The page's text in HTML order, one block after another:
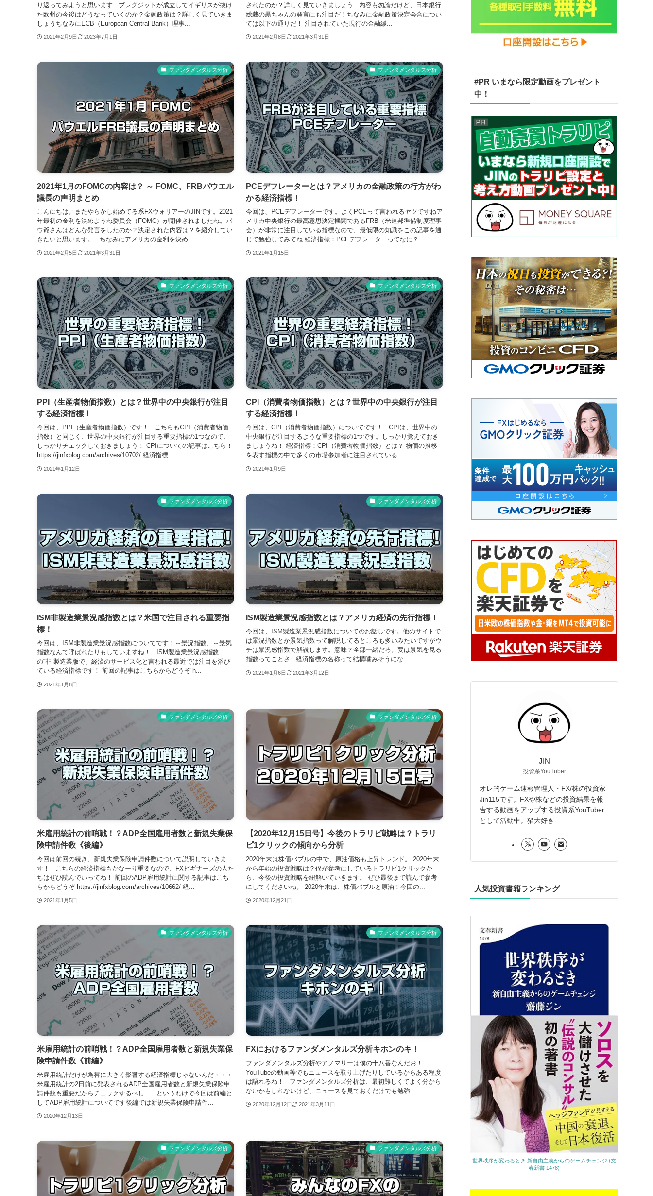
り返ってみようと思います ブレグジットが成立してイギリスが抜け
た欧州の今後はどうなっていくのか？金融政策は？詳しく見ていきま
しょうちなみにECB（European Central Bank）理事...
2021年2月9日 2023年7月1日
されたのか？詳しく見ていきましょう 内容も勿論だけど、日本銀行
総裁の黒ちゃんの発言にも注目だ！ちなみに金融政策決定会合につい
ては以下の通りだ！ 注目されていた現行の金融緩...
2021年2月8日 2021年3月31日
ファンダメンタルズ分析
2021年1月のFOMCの内容は？ ～ FOMC、FRBパウエル
議長の声明まとめ
こんにちは。またやらかし始めてる系FXウォリアーのJINです。2021
年最初の金利を決めようね委員会（FOMC）が開催されましたね。パ
ウ爺さんはどんな発言をしたのか？決定された内容は？を紹介してい
きたいと思います。 ちなみにアメリカの金利を決め...
2021年2月5日 2021年3月31日
ファンダメンタルズ分析
PCEデフレーターとは？アメリカの金融政策の行方がわ
かる経済指標！
今回は、PCEデフレーターです。よくPCEって言われるヤツですねア
メリカ中央銀行の最高意思決定機関であるFRB（米連邦準備制度理事
会）が非常に注目している指標なので、最低限の知識をこの記事を通
じて勉強してみてね 経済指標：PCEデフレーターってなに？...
2021年1月15日
ファンダメンタルズ分析
PPI（生産者物価指数）とは？世界中の中央銀行が注目
する経済指標！
今回は、PPI（生産者物価指数）です！ こちらもCPI（消費者物価
指数）と同じく、世界の中央銀行が注目する重要指標の1つなので、
しっかりチェックしておきましょう！ CPIについての記事はこちら！
https://jinfxblog.com/archives/10702/ 経済指標...
2021年1月12日
ファンダメンタルズ分析
CPI（消費者物価指数）とは？世界中の中央銀行が注目
する経済指標！
今回は、CPI（消費者物価指数）についてです！ CPIは、世界中の
中央銀行が注目するような重要指標の1つです。しっかり覚えておき
ましょうね！ 経済指標：CPI（消費者物価指数）とは？ 物価の推移
を表す指標の中で多くの市場参加者に注目されている...
2021年1月9日
ファンダメンタルズ分析
ISM非製造業景況感指数とは？米国で注目される重要指
標！
今回は、ISM非製造業景況感指数についてです！～景況指数、～景気
指数なんて呼ばれたりもしていますね！ ISM製造業景況感指数
の“非”製造業版で、経済のサービス化と言われる最近では注目を浴び
ている経済指標です！ 前回の記事はこちらからどうぞ h...
2021年1月8日
ファンダメンタルズ分析
ISM製造業景況感指数とは？アメリカ経済の先行指標！
今回は、ISM製造業景況感指数についてのお話しです。他のサイトで
は景況指数とか景気指数って解説してるところも多いみたいですがウ
チは景況感指数で解説します。意味？全部一緒だろ。要は景気を見る
指数ってことさ 経済指標の名称って結構噛みそうにな...
2021年1月6日 2021年3月12日
ファンダメンタルズ分析
米雇用統計の前哨戦！？ADP全国雇用者数と新規失業保
険申請件数《後編》
今回は前回の続き、新規失業保険申請件数について説明していきま
す！ こちらの経済指標もかなーり重要なので、FXビギナーズの人た
ちはぜひ読んでいってね！ 前回のADP雇用統計に関する記事はこち
らからどうぞ https://jinfxblog.com/archives/10662/ 経...
2021年1月5日
ファンダメンタルズ分析
【2020年12月15日号】今後のトラリピ戦略は？トラリ
ピ1クリックの傾向から分析
2020年末は株価バブルの中で、原油価格も上昇トレンド。 2020年末
から年始の投資戦略は？僕が参考にしているトラリピ1クリックか
ら、今後の投資戦略を紐解いていきます。 ぜひ最後まで読んで参考
にしてくださいね。 2020年末は、株価バブルと原油！今回の...
2020年12月21日
ファンダメンタルズ分析
米雇用統計の前哨戦！？ADP全国雇用者数と新規失業保
険申請件数《前編》
米雇用統計だけが為替に大きく影響する経済指標じゃないんだ・・・
米雇用統計の2日前に発表されるADP全国雇用者数と新規失業保険申
請件数も重要だからチェックするべし… というわけで今回は前編と
してADP雇用統計についてです後編では新規失業保険申請件...
2020年12月13日
ファンダメンタルズ分析
FXにおけるファンダメンタルズ分析キホンのキ！
ファンダメンタルズ分析やアノマリーは僕の十八番なんだお！
YouTubeの動画等でもニュースを取り上げたりしているからある程度
は語れるね！ ファンダメンタルズ分析は、最初難しくてよく分から
ないかもしれないけど、ニュースを見ておくだけでも勉強...
2020年12月12日 2021年3月11日
ファンダメンタルズ分析 ファンダメンタルズ分析
#PR いまなら限定動画をプレゼント
中！
JIN
投資系YouTuber
オレ的ゲーム速報管理人・FX/株の投資家
Jin115です。FXや株などの投資結果を報
告する動画をアップする投資系YouTuber
として活動中。猫大好き
人気投資書籍ランキング
世界秩序が変わるとき 新自由主義からのゲームチェンジ (文
春新書 1478)